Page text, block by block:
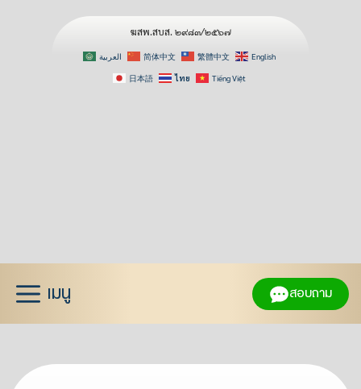
ฆสพ.สบส. ๒๙๘๓/๒๕๖๗
العربية 简体中文 繁體中文 English
日本語 ไทย Tiếng Việt
เมนู สอบถาม